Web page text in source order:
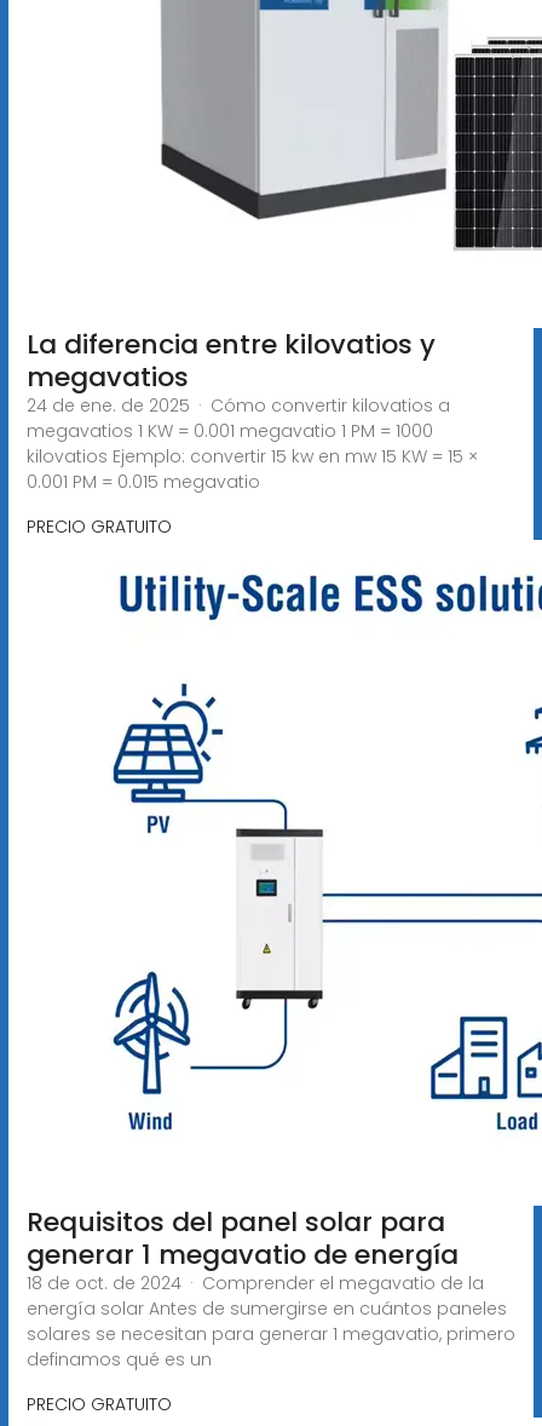
La diferencia entre kilovatios y
megavatios
24 de ene. de 2025 · Cómo convertir kilovatios a
megavatios 1 KW = 0.001 megavatio 1 PM = 1000
kilovatios Ejemplo: convertir 15 kw en mw 15 KW = 15 ×
0.001 PM = 0.015 megavatio
PRECIO GRATUITO
Requisitos del panel solar para
generar 1 megavatio de energía
18 de oct. de 2024 · Comprender el megavatio de la
energía solar Antes de sumergirse en cuántos paneles
solares se necesitan para generar 1 megavatio, primero
definamos qué es un
PRECIO GRATUITO